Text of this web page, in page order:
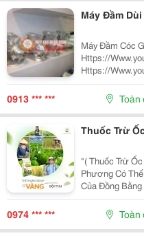
Máy Đầm
Máy Đầm Cóc Giá Rẻ
Https://
Https://
Máy Đầm Cóc
Phân Phối
Năng Đầm Và
0913 *** *** Toàn
Thuốc Trừ
"( Thuốc Trừ
Phương Có
Của Đồng
Mỡ Cùng Hệ
Thuận Lợi
0974 *** *** Toàn